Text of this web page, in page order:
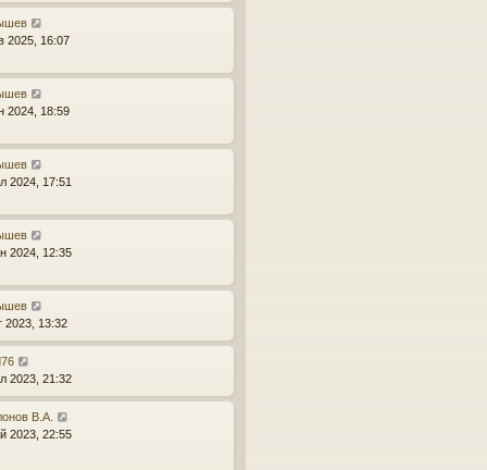
2025, 16:07
2024, 18:59
2024, 17:51
2024, 12:35
2023, 13:32
2023, 21:32
В.А.
2023, 22:55